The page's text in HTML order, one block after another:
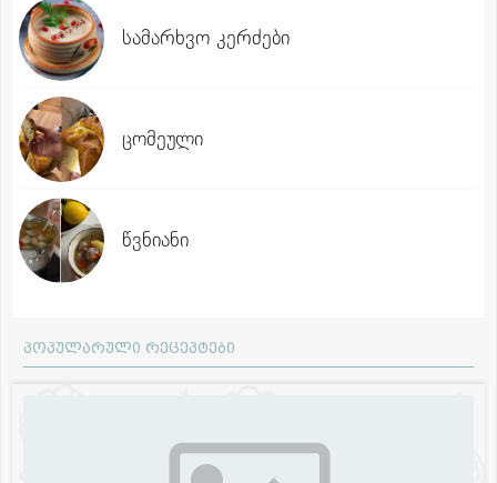
სამარხვო კერძები
ცომეული
წვნიანი
პოპულარული რეცეპტები